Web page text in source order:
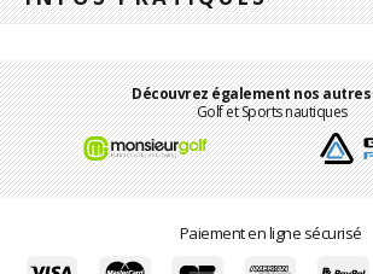
Découvrez également nos
Golf et Sports nautiques
Paiement en ligne sécurisé